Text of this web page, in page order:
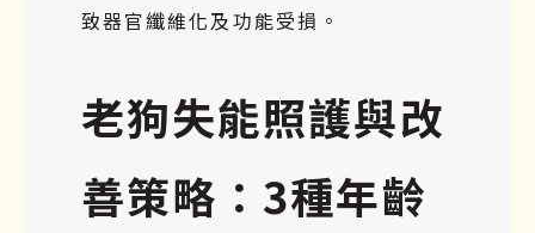
致器官纖維化及功能受損。
老狗失能照護與改
善策略：3種年齡